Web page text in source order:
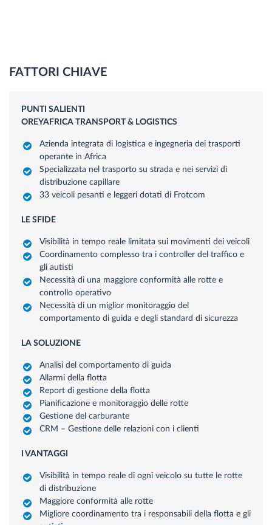
FATTORI CHIAVE
PUNTI SALIENTI
OREYAFRICA TRANSPORT & LOGISTICS
Azienda integrata di logistica e ingegneria dei trasporti
operante in Africa
Specializzata nel trasporto su strada e nei servizi di
distribuzione capillare
33 veicoli pesanti e leggeri dotati di Frotcom
LE SFIDE
Visibilità in tempo reale limitata sui movimenti dei veicoli
Coordinamento complesso tra i controller del traffico e
gli autisti
Necessità di una maggiore conformità alle rotte e
controllo operativo
Necessità di un miglior monitoraggio del
comportamento di guida e degli standard di sicurezza
LA SOLUZIONE
Analisi del comportamento di guida
Allarmi della flotta
Report di gestione della flotta
Pianificazione e monitoraggio delle rotte
Gestione del carburante
CRM – Gestione delle relazioni con i clienti
I VANTAGGI
Visibilità in tempo reale di ogni veicolo su tutte le rotte
di distribuzione
Maggiore conformità alle rotte
Migliore coordinamento tra i responsabili della flotta e gli